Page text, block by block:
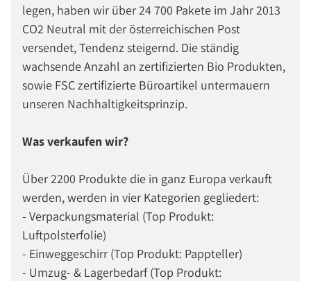
legen, haben wir über 24 700 Pakete im Jahr 2013
CO2 Neutral mit der österreichischen Post
versendet, Tendenz steigernd. Die ständig
wachsende Anzahl an zertifizierten Bio Produkten,
sowie FSC zertifizierte Büroartikel untermauern
unseren Nachhaltigkeitsprinzip.
Was verkaufen wir?
Über 2200 Produkte die in ganz Europa verkauft
werden, werden in vier Kategorien gegliedert:
- Verpackungsmaterial (Top Produkt:
Luftpolsterfolie)
- Einweggeschirr (Top Produkt: Pappteller)
- Umzug- & Lagerbedarf (Top Produkt: